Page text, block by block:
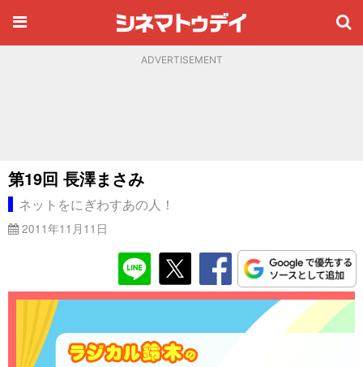
ADVERTISEMENT
第19回 長澤まさみ
ネットをにぎわすあの人！
2011年11月11日